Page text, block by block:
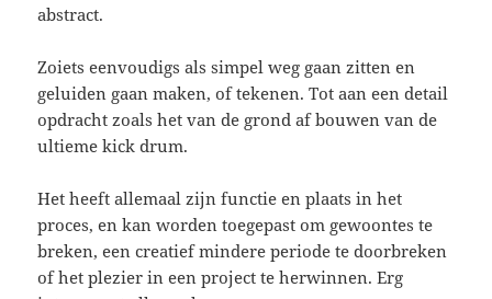
abstract.
Zoiets eenvoudigs als simpel weg gaan zitten en
geluiden gaan maken, of tekenen. Tot aan een detail
opdracht zoals het van de grond af bouwen van de
ultieme kick drum.
Het heeft allemaal zijn functie en plaats in het
proces, en kan worden toegepast om gewoontes te
breken, een creatief mindere periode te doorbreken
of het plezier in een project te herwinnen. Erg